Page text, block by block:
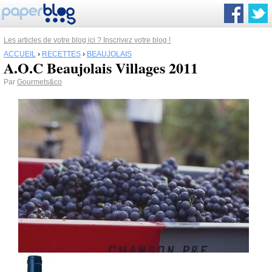
Les articles de votre blog ici ? Inscrivez votre blog !
ACCUEIL › RECETTES › BEAUJOLAIS
A.O.C Beaujolais Villages 2011
Par Gourmets&co